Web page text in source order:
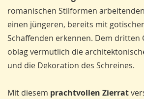
romanischen Stilformen
einen jüngeren, bereits mit
Schaffenden erkennen. Dem dritten
oblag vermutlich die
und die Dekoration des Schreines.
Mit diesem prachtvollen Zierrat